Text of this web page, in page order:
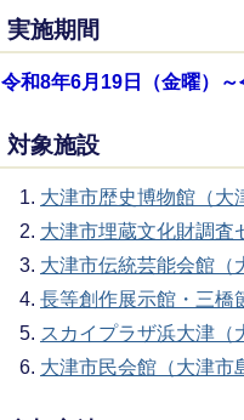
実施期間
令和8年6月19日（金曜）～
対象施設
大津市歴史博物館（大
大津市埋蔵文化財調査
大津市伝統芸能会館（
長等創作展示館・三橋
スカイプラザ浜大津（
大津市民会館（大津市